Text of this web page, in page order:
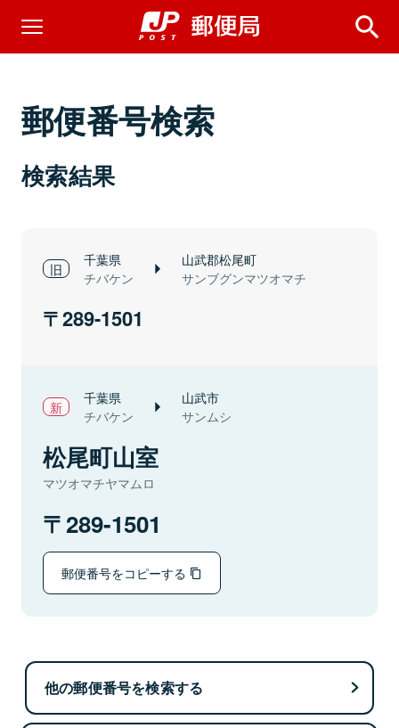
郵便番号検索
検索結果
千葉県
チバケン
山武郡松尾町
サンブグンマツオマチ
289-1501
千葉県
チバケン
山武市
サンムシ
松尾町山室
マツオマチヤマムロ
289-1501
郵便番号をコピーする
他の郵便番号を検索する